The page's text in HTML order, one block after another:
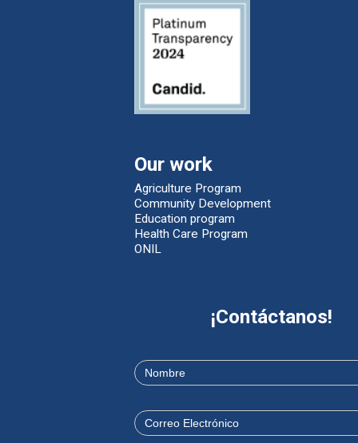
Our work
Agriculture Program
Community Development
Education program
Health Care Program
ONIL
¡Contáctanos!
Nombre
Correo Electrónico
eres
humano,
deja
campo
en